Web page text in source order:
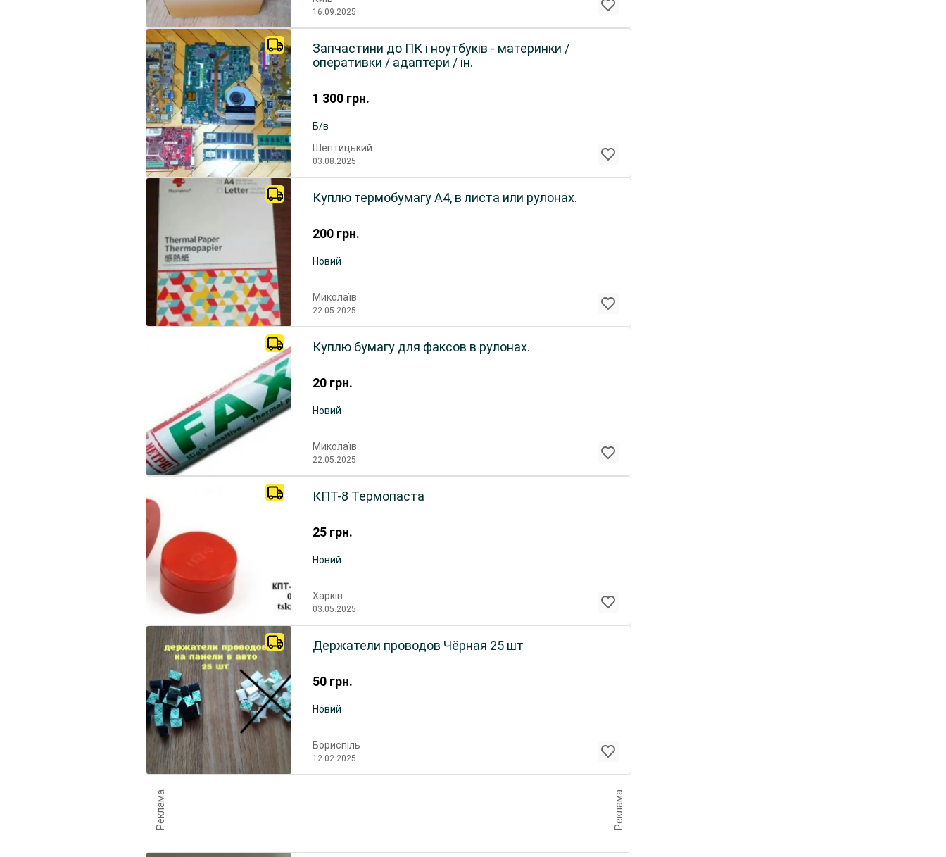
16.09.2025
1 300 грн.
Запчастини до ПК і ноутбуків - материнки /
оперативки / адаптери / ін.
Б/в
Шептицький
03.08.2025
200 грн.
Куплю термобумагу А4, в листа или рулонах.
Новий
Миколаїв
22.05.2025
20 грн.
Куплю бумагу для факсов в рулонах.
Новий
Миколаїв
22.05.2025
25 грн.
КПТ-8 Термопаста
Новий
Харків
03.05.2025
50 грн.
Держатели проводов Чёрная 25 шт
Новий
Бориспіль
12.02.2025
Реклама Реклама